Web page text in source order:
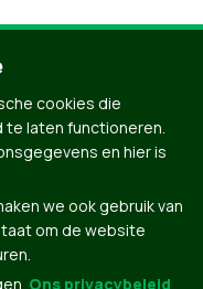
cookies die
te laten functioneren.
en hier is
we ook gebruik van
om de website
Ons privacybeleid